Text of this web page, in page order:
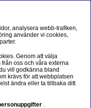
analysera webb-trafiken,
använder vi cookies,
Genom att välja
från oss och våra externa
vill godkänna bland
krävs för att webbplatsen
ändra eller ta tillbaka ditt
.